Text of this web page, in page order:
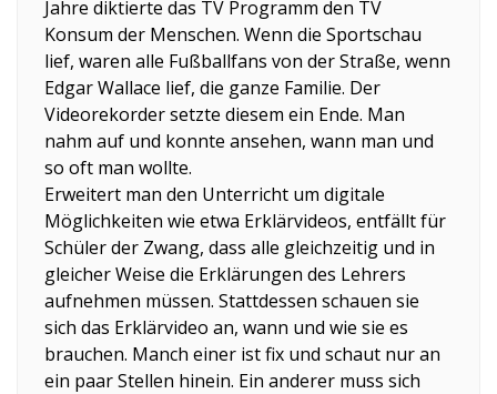
Jahre diktierte das TV Programm den TV
Konsum der Menschen. Wenn die Sportschau
lief, waren alle Fußballfans von der Straße, wenn
Edgar Wallace lief, die ganze Familie. Der
Videorekorder setzte diesem ein Ende. Man
nahm auf und konnte ansehen, wann man und
so oft man wollte.
Erweitert man den Unterricht um digitale
Möglichkeiten wie etwa Erklärvideos, entfällt für
Schüler der Zwang, dass alle gleichzeitig und in
gleicher Weise die Erklärungen des Lehrers
aufnehmen müssen. Stattdessen schauen sie
sich das Erklärvideo an, wann und wie sie es
brauchen. Manch einer ist fix und schaut nur an
ein paar Stellen hinein. Ein anderer muss sich